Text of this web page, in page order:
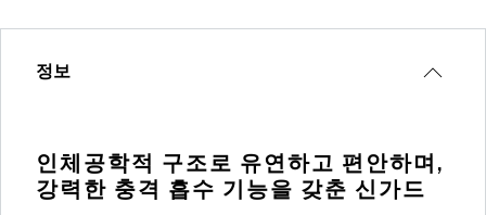
정보
인체공학적 구조로 유연하고 편안하며,
강력한 충격 흡수 기능을 갖춘 신가드